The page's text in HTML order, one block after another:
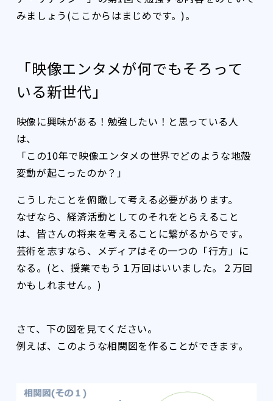
みましょう(ここからはまじめです。)。
「映像エンタメが何でもそろって
いる新世代」
映像に興味がある！勉強したい！と思っている人
は、
「この10年で映像エンタメの世界でどのような地殻
変動が起こったのか？」
こうしたことを俯瞰して考える必要があります。
なぜなら、経済活動としてのそれをとらえること
は、皆さんの将来を考えることに繋がるからです。
芸術を志すなら、メディアはその一つの「行方」に
なる。(と、授業でもう１万回はいいました。２万回
かもしれません。)
さて、下の図を見てください。
例えば、このような相関図を作ることができます。